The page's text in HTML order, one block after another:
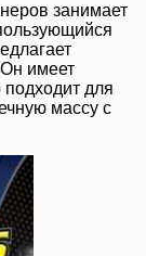
занимает
имеет
для
массу с